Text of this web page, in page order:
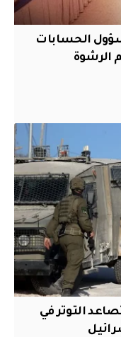
الحسابات
الرشوة
التوتر في